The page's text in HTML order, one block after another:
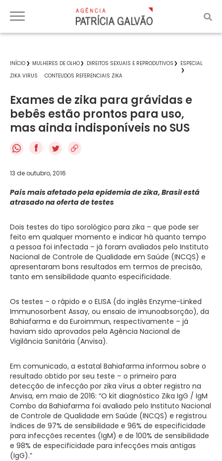
INÍCIO MULHERES DE OLHO DIREITOS SEXUAIS E REPRODUTIVOS
ESPECIAL
ZIKA VIRUS
CONTEUDOS REFERENCIAIS ZIKA
Exames de zika para grávidas e
bebês estão prontos para uso,
mas ainda indisponíveis no SUS
f
13 de outubro, 2016
País mais afetado pela epidemia de zika, Brasil está
atrasado na oferta de testes
Dois testes do tipo sorológico para zika – que pode ser
feito em qualquer momento e indicar há quanto tempo
a pessoa foi infectada – já foram avaliados pelo Instituto
Nacional de Controle de Qualidade em Saúde (INCQS) e
apresentaram bons resultados em termos de precisão,
tanto em sensibilidade quanto especificidade.
Os testes – o rápido e o ELISA (do inglês Enzyme-Linked
Immunosorbent Assay, ou ensaio de imunoabsorção), da
Bahiafarma e da Euroimmun, respectivamente – já
haviam sido aprovados pela Agência Nacional de
Vigilância Sanitária (Anvisa).
Em comunicado, a estatal Bahiafarma informou sobre o
resultado obtido por seu teste – o primeiro para
detecção de infecção por zika vírus a obter registro na
Anvisa, em maio de 2016: “O kit diagnóstico Zika IgG / IgM
Combo da Bahiafarma foi avaliado pelo Instituto Nacional
de Controle de Qualidade em Saúde (INCQS) e registrou
índices de 97% de sensibilidade e 96% de especificidade
para infecções recentes (IgM) e de 100% de sensibilidade
e 98% de especificidade para infecções mais antigas
(IgG).”